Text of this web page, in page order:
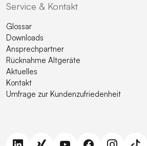
Service & Kontakt
Glossar
Downloads
Ansprechpartner
Rücknahme Altgeräte
Aktuelles
Kontakt
Umfrage zur Kundenzufriedenheit